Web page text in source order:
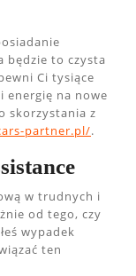
będzie to czysta
Ci tysiące
energię na nowe
skorzystania z
partner.pl/.
w trudnych i
od tego, czy
wypadek
ten